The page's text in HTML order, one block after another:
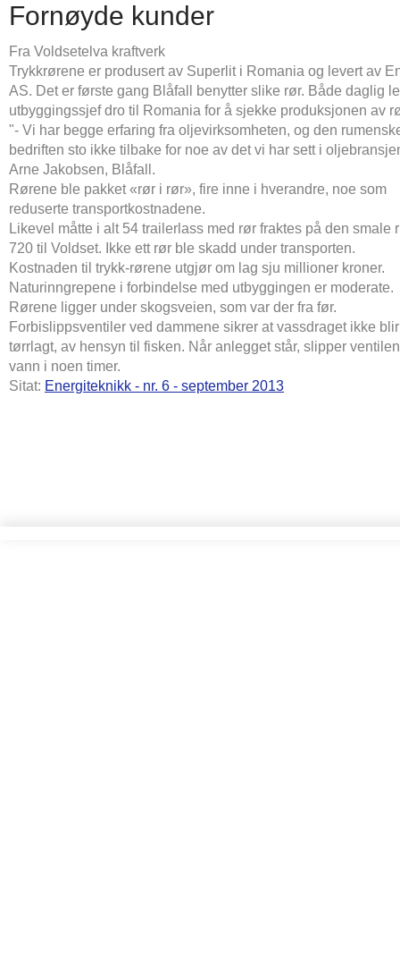
Fornøyde kunder
Fra Voldsetelva kraftverk
Trykkrørene er produsert av Superlit i Romania og levert av
AS. Det er første gang Blåfall benytter slike rør. Både daglig
utbyggingssjef dro til Romania for å sjekke produksjonen av
"- Vi har begge erfaring fra oljevirksomheten, og den
bedriften sto ikke tilbake for noe av det vi har sett i
Arne Jakobsen, Blåfall.
Rørene ble pakket «rør i rør», fire inne i hverandre, noe som
reduserte transportkostnadene.
Likevel måtte i alt 54 trailerlass med rør fraktes på den smale
720 til Voldset. Ikke ett rør ble skadd under transporten.
Kostnaden til trykk-rørene utgjør om lag sju millioner kroner.
Naturinngrepene i forbindelse med utbyggingen er moderate.
Rørene ligger under skogsveien, som var der fra før.
Forbislippsventiler ved dammene sikrer at vassdraget ikke blir
tørrlagt, av hensyn til fisken. Når anlegget står, slipper
vann i noen timer.
Sitat: Energiteknikk - nr. 6 - september 2013